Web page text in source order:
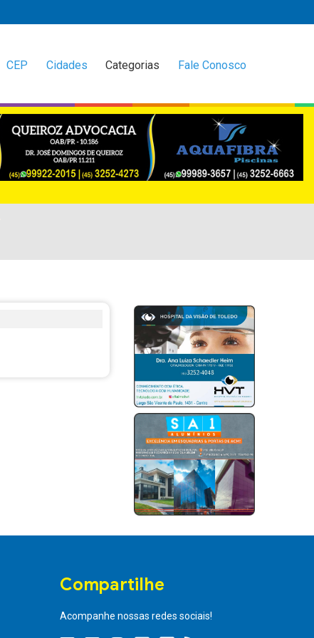
CEP Cidades Categorias Fale Conosco
Compartilhe
Acompanhe nossas redes sociais!